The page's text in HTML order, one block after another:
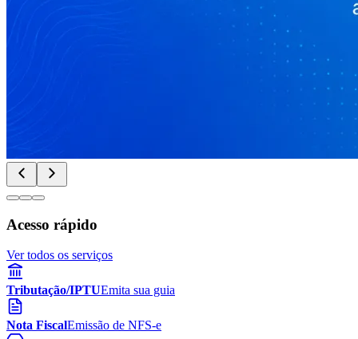
Acesso rápido
Ver todos os serviços
Tributação/IPTUEmita sua guia
Nota FiscalEmissão de NFS-e